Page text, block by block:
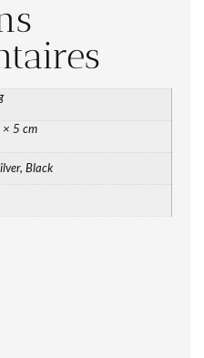
5 cm
Black